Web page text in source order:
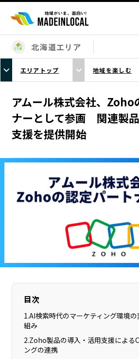
エリアから探す
北海道エリア
青森エ
秋田エリア
山形エ
福島エリア
茨城エ
栃木エリア
埼玉エリア
千葉エ
神奈川エリア
新潟エ
富山エリア
石川エリ
岐阜エリ
愛知エ
三重エリア
滋賀エ
河内エリア
奈良エリア
和歌山
鳥取エリア
島根エ
岡山エリア
北海道エリア
エリアトップ 地域を楽しむ
アムール株式会社、Zoho
ナーとして参画 関連製
支援を提供開始
目次
1.AI検索時代のマーケティング環境
組み
2.Zoho製品の導入・活用支援による
ングの連携